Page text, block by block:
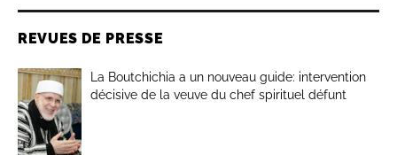
REVUES DE PRESSE
La Boutchichia a un nouveau guide: intervention
décisive de la veuve du chef spirituel défunt